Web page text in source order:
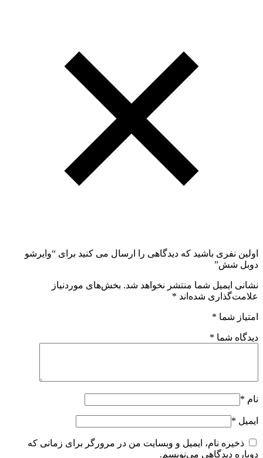
اولین نفری باشید که دیدگاهی را ارسال می کنید برای “وایرشو
دوبل شش”
نشانی ایمیل شما منتشر نخواهد شد. بخش‌های موردنیاز
علامت‌گذاری شده‌اند *
امتیاز شما *
دیدگاه شما *
نام *
ایمیل *
ذخیره نام، ایمیل و وبسایت من در مرورگر برای زمانی که
دوباره دیدگاهی می‌نویسم.